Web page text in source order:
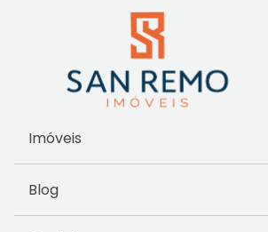
Imóveis
Blog